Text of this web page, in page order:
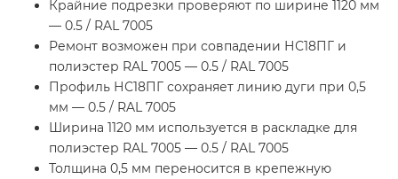
Крайние подрезки проверяют по ширине 1120 мм
— 0.5 / RAL 7005
Ремонт возможен при совпадении НС18ПГ и
полиэстер RAL 7005 — 0.5 / RAL 7005
Профиль НС18ПГ сохраняет линию дуги при 0,5
мм — 0.5 / RAL 7005
Ширина 1120 мм используется в раскладке для
полиэстер RAL 7005 — 0.5 / RAL 7005
Толщина 0,5 мм переносится в крепежную